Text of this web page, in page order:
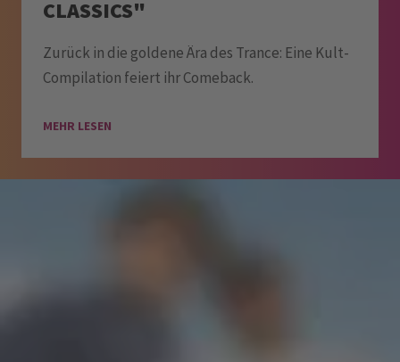
CLASSICS"
Zurück in die goldene Ära des Trance: Eine Kult-
Compilation feiert ihr Comeback.
MEHR LESEN